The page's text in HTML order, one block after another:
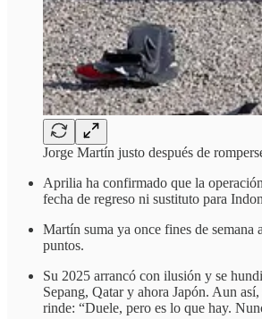
Jorge Martín justo después de
Aprilia ha confirmado que la
fecha de regreso ni sustituto para
Martín suma ya once fines de semana
puntos.
Su 2025 arrancó con ilusión y se
Sepang, Qatar y ahora Japón. Aun
rinde: “Duele, pero es lo que hay.